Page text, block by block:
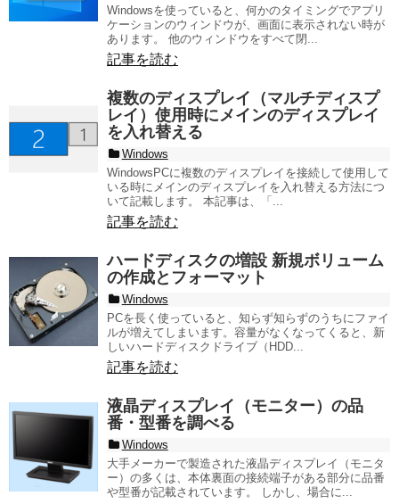
Windowsを使っていると、何かのタイミングでアプリ
ケーションのウィンドウが、画面に表示されない時が
あります。 他のウィンドウをすべて閉...
記事を読む
複数のディスプレイ（マルチディスプ
レイ）使用時にメインのディスプレイ
を入れ替える
Windows
WindowsPCに複数のディスプレイを接続して使用して
いる時にメインのディスプレイを入れ替える方法につ
いて記載します。 本記事は、「...
記事を読む
ハードディスクの増設 新規ボリューム
の作成とフォーマット
Windows
PCを長く使っていると、知らず知らずのうちにファイ
ルが増えてしまいます。容量がなくなってくると、新
しいハードディスクドライブ（HDD...
記事を読む
液晶ディスプレイ（モニター）の品
番・型番を調べる
Windows
大手メーカーで製造された液晶ディスプレイ（モニタ
ー）の多くは、本体裏面の接続端子がある部分に品番
や型番が記載されています。 しかし、場合に...